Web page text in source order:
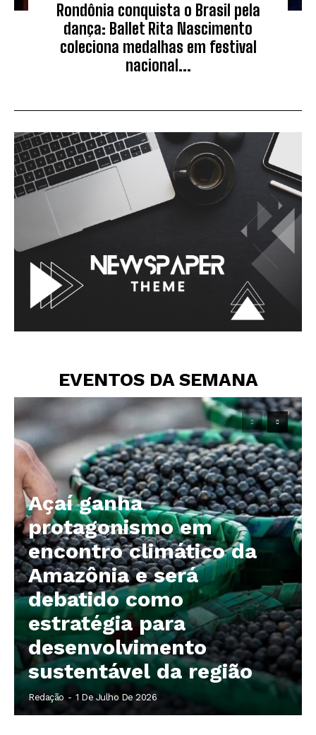
Rondônia conquista o Brasil pela
dança: Ballet Rita Nascimento
coleciona medalhas em festival
nacional...
EVENTOS DA SEMANA
Açaí ganha
protagonismo em
encontro climático da
Amazônia e será
debatido como
estratégia para
desenvolvimento
sustentável da região
Redação - 1 De Julho De 2026